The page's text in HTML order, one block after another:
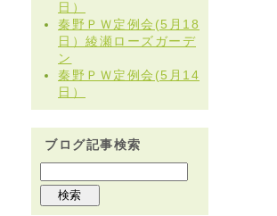
日）
秦野ＰＷ定例会(5月18
日）綾瀬ローズガーデ
ン
秦野ＰＷ定例会(5月14
日）
ブログ記事検索